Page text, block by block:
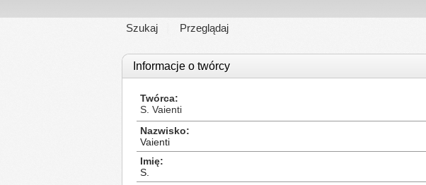
Szukaj Przeglądaj
Informacje o twórcy
Twórca
S. Vaienti
Nazwisko
Vaienti
Imię
S.